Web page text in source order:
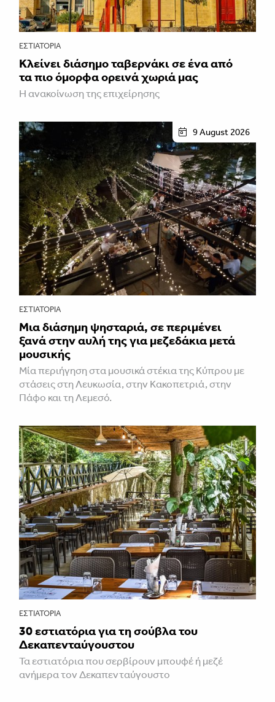
ΕΣΤΙΑΤΌΡΙΑ
Κλείνει διάσημο ταβερνάκι σε ένα από
τα πιο όμορφα ορεινά χωριά μας
Η ανακοίνωση της επιχείρησης
9 August 2026
ΕΣΤΙΑΤΌΡΙΑ
Μια διάσημη ψησταριά, σε περιμένει
ξανά στην αυλή της για μεζεδάκια μετά
μουσικής
Μία περιήγηση στα μουσικά στέκια της Κύπρου με
στάσεις στη Λευκωσία, στην Κακοπετριά, στην
Πάφο και τη Λεμεσό.
ΕΣΤΙΑΤΌΡΙΑ
30 εστιατόρια για τη σούβλα του
Δεκαπενταύγουστου
Τα εστιατόρια που σερβίρουν μπουφέ ή μεζέ
ανήμερα τον Δεκαπενταύγουστο